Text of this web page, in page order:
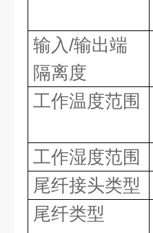
输入/输出端
隔离度
工作温度范围
工作湿度范围
尾纤接头类型
尾纤类型